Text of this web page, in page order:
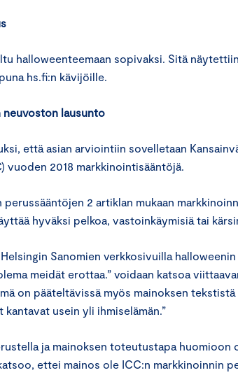
halloweenteemaan sopivaksi. Sitä
hs.fi:n kävijöille.
neuvoston lausunto
että asian arviointiin sovelletaan
vuoden 2018 markkinointisääntöjä.
perussääntöjen 2 artiklan mukaan
hyväksi pelkoa, vastoinkäymisiä tai
Sanomien verkkosivuilla halloweenin
meidät erottaa.” voidaan katsoa
on pääteltävissä myös mainoksen tekstistä
usein yli ihmiselämän.”
ja mainoksen toteutustapa huomioon
ettei mainos ole ICC:n markkinoinnin